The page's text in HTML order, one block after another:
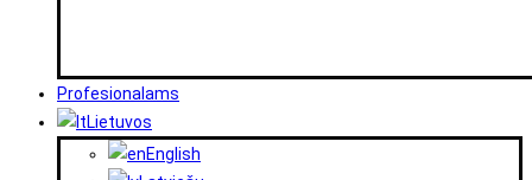
Profesionalams
Lietuvos
English